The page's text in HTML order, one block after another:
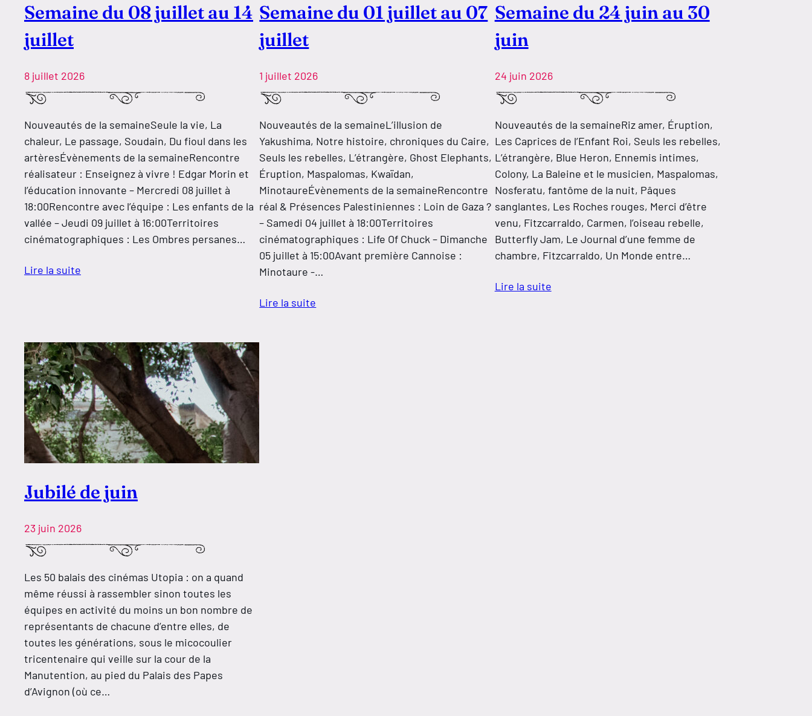
Semaine du 08 juillet au 14
juillet
8 juillet 2026
Nouveautés de la semaineSeule la vie, La
chaleur, Le passage, Soudain, Du fioul dans les
artèresÉvènements de la semaineRencontre
réalisateur : Enseignez à vivre ! Edgar Morin et
l’éducation innovante – Mercredi 08 juillet à
18:00Rencontre avec l’équipe : Les enfants de la
vallée – Jeudi 09 juillet à 16:00Territoires
cinématographiques : Les Ombres persanes…
Lire la suite
Semaine du 01 juillet au 07
juillet
1 juillet 2026
Nouveautés de la semaineL’illusion de
Yakushima, Notre histoire, chroniques du Caire,
Seuls les rebelles, L’étrangère, Ghost Elephants,
Éruption, Maspalomas, Kwaïdan,
MinotaureÉvènements de la semaineRencontre
réal & Présences Palestiniennes : Loin de Gaza ?
– Samedi 04 juillet à 18:00Territoires
cinématographiques : Life Of Chuck – Dimanche
05 juillet à 15:00Avant première Cannoise :
Minotaure -…
Lire la suite
Semaine du 24 juin au 30
juin
24 juin 2026
Nouveautés de la semaineRiz amer, Éruption,
Les Caprices de l’Enfant Roi, Seuls les rebelles,
L’étrangère, Blue Heron, Ennemis intimes,
Colony, La Baleine et le musicien, Maspalomas,
Nosferatu, fantôme de la nuit, Pâques
sanglantes, Les Roches rouges, Merci d’être
venu, Fitzcarraldo, Carmen, l’oiseau rebelle,
Butterfly Jam, Le Journal d’une femme de
chambre, Fitzcarraldo, Un Monde entre…
Lire la suite
Jubilé de juin
23 juin 2026
Les 50 balais des cinémas Utopia : on a quand
même réussi à rassembler sinon toutes les
équipes en activité du moins un bon nombre de
représentants de chacune d’entre elles, de
toutes les générations, sous le micocoulier
tricentenaire qui veille sur la cour de la
Manutention, au pied du Palais des Papes
d’Avignon (où ce…